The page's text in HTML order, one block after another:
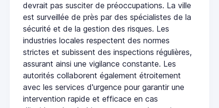
devrait pas susciter de préoccupations. La ville
est surveillée de près par des spécialistes de la
sécurité et de la gestion des risques. Les
industries locales respectent des normes
strictes et subissent des inspections régulières,
assurant ainsi une vigilance constante. Les
autorités collaborent également étroitement
avec les services d'urgence pour garantir une
intervention rapide et efficace en cas